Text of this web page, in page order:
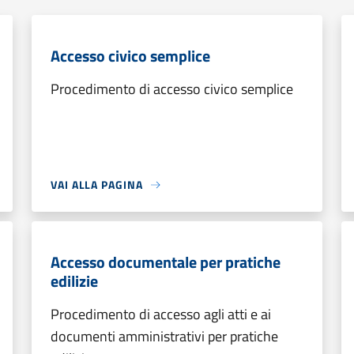
Accesso civico semplice
Procedimento di accesso civico semplice
VAI ALLA PAGINA
Accesso documentale per pratiche
edilizie
Procedimento di accesso agli atti e ai
documenti amministrativi per pratiche